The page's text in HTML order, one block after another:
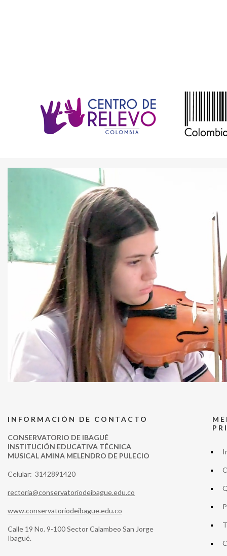
INFORMACIÓN DE CONTACTO
CONSERVATORIO DE IBAGUÉ
INSTITUCIÓN EDUCATIVA TÉCNICA
MUSICAL AMINA MELENDRO DE PULECIO
Celular: 3142891420
rectoria@conservatoriodeibague.edu.co
www.conservatoriodeibague.edu.co
Calle 19 No. 9-100 Sector Calambeo San Jorge
Ibagué.